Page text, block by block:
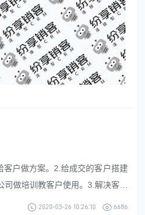
客户做方案。2.给成交的客户搭建
做培训教客户使用。3.解决客户
1.学历全日制大专以上。2.做过
2020-03-26 10:26:10 6686